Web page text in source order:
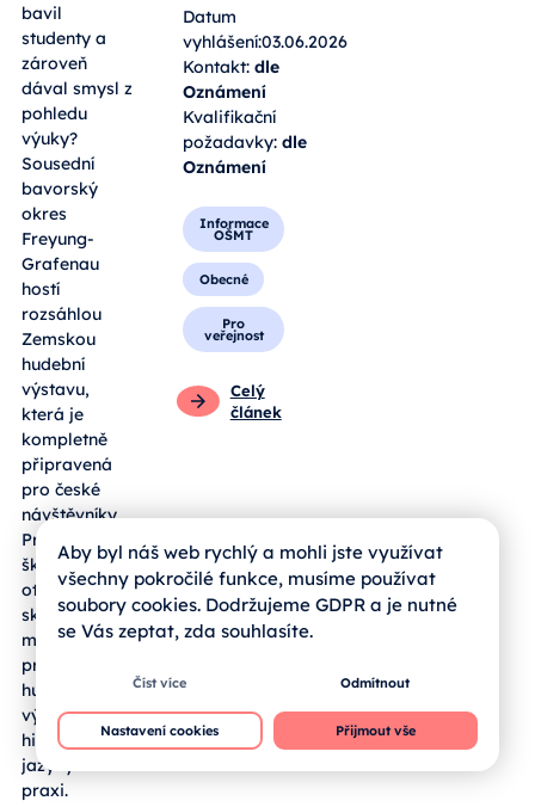
bavil
studenty a
zároveň
dával smysl z
pohledu
výuky?
Sousední
bavorský
okres
Freyung-
Grafenau
hostí
rozsáhlou
Zemskou
hudební
výstavu,
která je
kompletně
připravená
pro české
návštěvníky.
Pro jihočeské
školy se zde
otevírá
skvělá
možnost, jak
propojit
hudební
výchovu,
historii a cizí
jazyky v
praxi.
Datum
vyhlášení:03.06.2026
Kontakt:dle
Oznámení
Kvalifikační
požadavky:dle
Oznámení
Informace
OŠMT
Obecné
Pro
veřejnost
Celý
článek
Aby byl náš web rychlý a mohli jste využívat
všechny pokročilé funkce, musíme používat
soubory cookies. Dodržujeme GDPR a je nutné
se Vás zeptat, zda souhlasíte.
Číst více Odmítnout
Nastavení cookies Přijmout vše